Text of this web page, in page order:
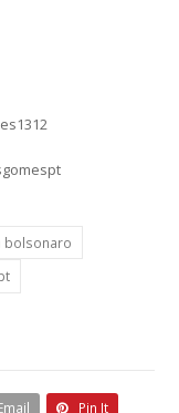
bolsonaro
Pin It